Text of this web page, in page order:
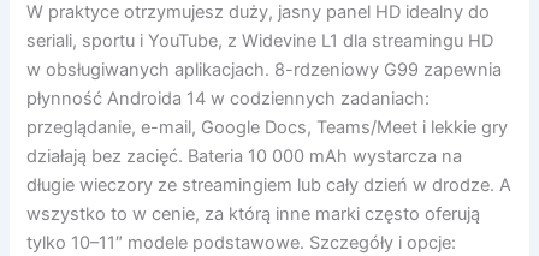
W praktyce otrzymujesz duży, jasny panel HD idealny do
seriali, sportu i YouTube, z Widevine L1 dla streamingu HD
w obsługiwanych aplikacjach. 8-rdzeniowy G99 zapewnia
płynność Androida 14 w codziennych zadaniach:
przeglądanie, e-mail, Google Docs, Teams/Meet i lekkie gry
działają bez zacięć. Bateria 10 000 mAh wystarcza na
długie wieczory ze streamingiem lub cały dzień w drodze. A
wszystko to w cenie, za którą inne marki często oferują
tylko 10–11″ modele podstawowe. Szczegóły i opcje: